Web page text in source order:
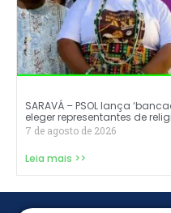
SARAVÁ – PSOL lança
eleger representantes de
7 de agosto de 2026
Leia mais >>